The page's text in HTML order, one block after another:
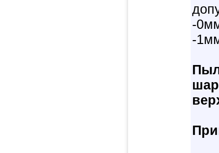
-
-